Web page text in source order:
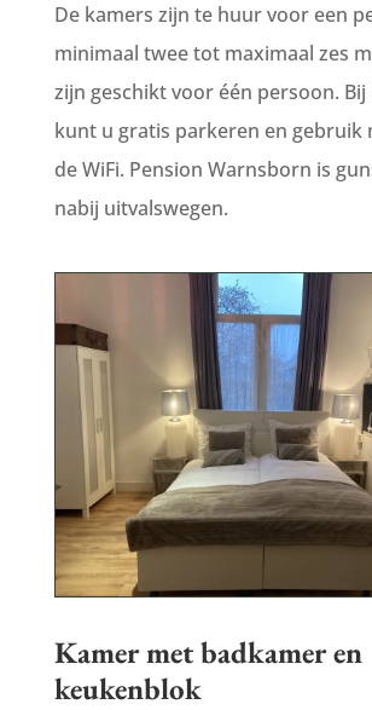
De kamers zijn te huur voor een
minimaal twee tot maximaal zes
zijn geschikt voor één persoon.
kunt u gratis parkeren en gebruik
de WiFi. Pension Warnsborn is
nabij uitvalswegen.
Kamer met badkamer en
keukenblok